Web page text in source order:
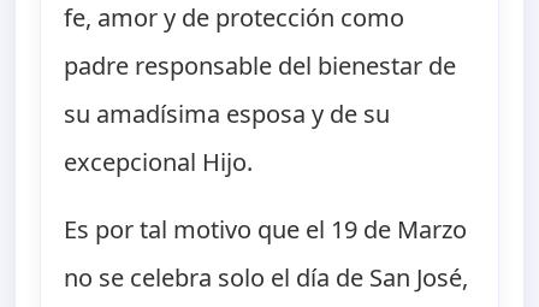
fe, amor y de protección como
padre responsable del bienestar de
su amadísima esposa y de su
excepcional Hijo.
Es por tal motivo que el 19 de Marzo
no se celebra solo el día de San José,